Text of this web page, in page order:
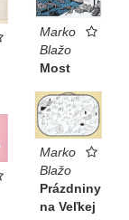
Marko
Blažo
Most
Marko
Blažo
Prázdniny
na Veľkej